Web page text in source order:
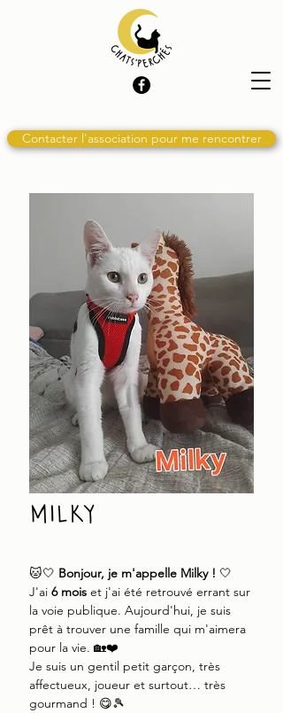
Contacter l'association pour me rencontrer
milky
🐱🤍 Bonjour, je m'appelle Milky ! 🤍
J'ai 6 mois et j'ai été retrouvé errant sur
la voie publique. Aujourd'hui, je suis
prêt à trouver une famille qui m'aimera
pour la vie. 🏡❤️
Je suis un gentil petit garçon, très
affectueux, joueur et surtout… très
gourmand ! 😋🎾